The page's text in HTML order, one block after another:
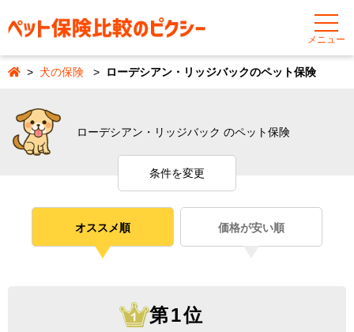
メニュー
犬の保険 ローデシアン・リッジバックのペット保険
ローデシアン・リッジバック のペット保険
条件を変更
オススメ順 価格が安い順
第1位